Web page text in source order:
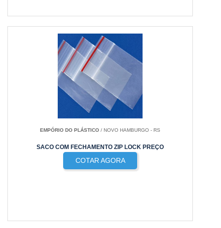
EMPÓRIO DO PLÁSTICO / NOVO HAMBURGO - RS
SACO COM FECHAMENTO ZIP LOCK PREÇO
COTAR AGORA